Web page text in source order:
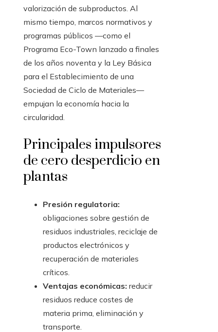
valorización de subproductos. Al
mismo tiempo, marcos normativos y
programas públicos —como el
Programa Eco-Town lanzado a finales
de los años noventa y la Ley Básica
para el Establecimiento de una
Sociedad de Ciclo de Materiales—
empujan la economía hacia la
circularidad.
Principales impulsores
de cero desperdicio en
plantas
Presión regulatoria:
obligaciones sobre gestión de
residuos industriales, reciclaje de
productos electrónicos y
recuperación de materiales
críticos.
Ventajas económicas: reducir
residuos reduce costes de
materia prima, eliminación y
transporte.